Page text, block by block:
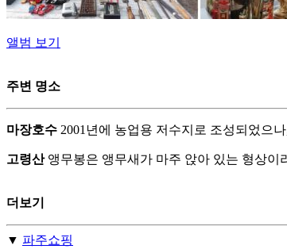
앨범 보기
주변 명소
마장호수 2001년에 농업용 저수지로 조성되었으
고령산앵무봉은 앵무새가 마주 앉아 있는 형상이
더보기
▼ 파주쇼핑